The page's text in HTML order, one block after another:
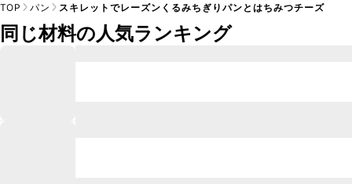
TOP パン スキレットでレーズンくるみちぎりパンとはちみつチーズ
同じ材料の人気ランキング